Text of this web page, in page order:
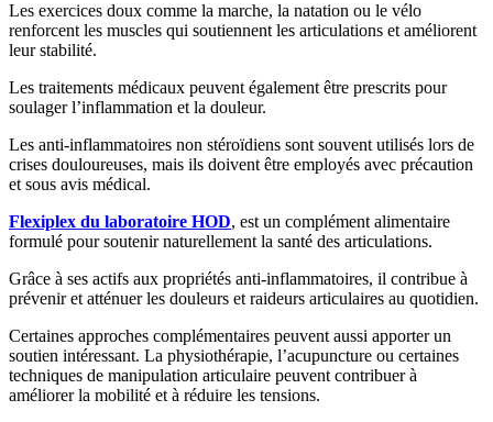
Les exercices doux comme la marche, la natation ou le vélo
renforcent les muscles qui soutiennent les articulations et améliorent
leur stabilité.
Les traitements médicaux peuvent également être prescrits pour
soulager l’inflammation et la douleur.
Les anti-inflammatoires non stéroïdiens sont souvent utilisés lors de
crises douloureuses, mais ils doivent être employés avec précaution
et sous avis médical.
Flexiplex du laboratoire HOD, est un complément alimentaire
formulé pour soutenir naturellement la santé des articulations.
Grâce à ses actifs aux propriétés anti-inflammatoires, il contribue à
prévenir et atténuer les douleurs et raideurs articulaires au quotidien.
Certaines approches complémentaires peuvent aussi apporter un
soutien intéressant. La physiothérapie, l’acupuncture ou certaines
techniques de manipulation articulaire peuvent contribuer à
améliorer la mobilité et à réduire les tensions.